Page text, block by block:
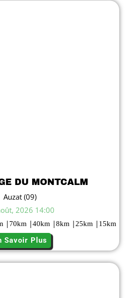
DU MONTCALM
Auzat (09)
2026 14:00
| 70km |40km |8km |25km | 15km
Savoir Plus